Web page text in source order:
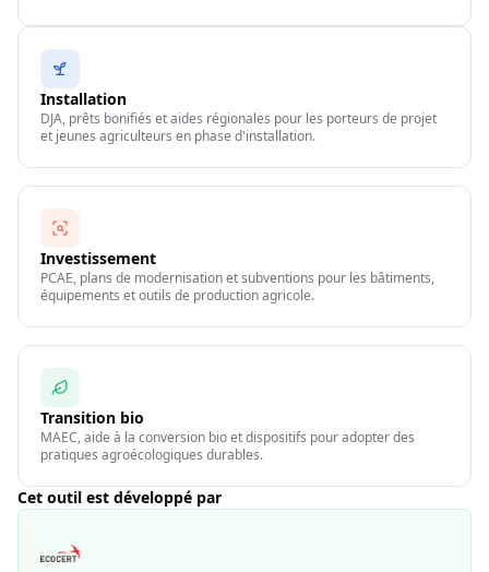
Installation
DJA, prêts bonifiés et aides régionales pour les porteurs de projet
et jeunes agriculteurs en phase d'installation.
Investissement
PCAE, plans de modernisation et subventions pour les bâtiments,
équipements et outils de production agricole.
Transition bio
MAEC, aide à la conversion bio et dispositifs pour adopter des
pratiques agroécologiques durables.
Cet outil est développé par